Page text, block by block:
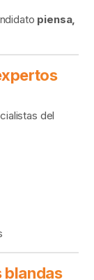
piensa,
del
blandas